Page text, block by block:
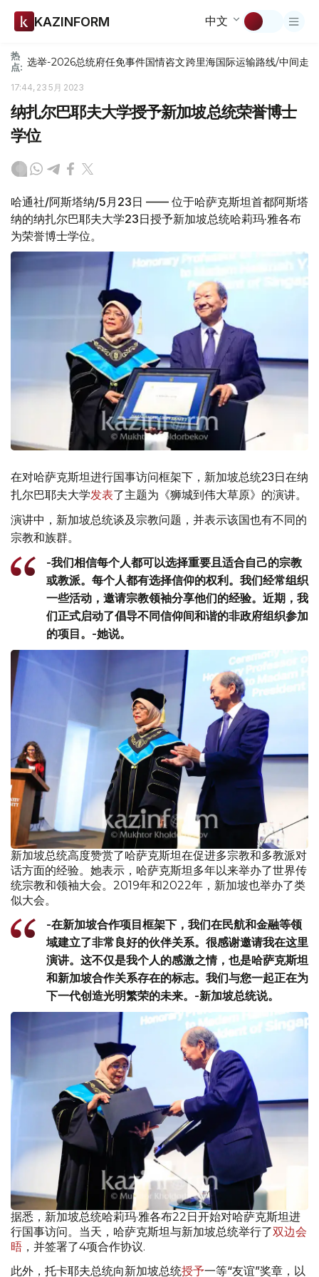
KAZINFORM 中文
热
点: 选举-2026总统府任免事件国情咨文跨里海国际运输路线/中间走廊
17:44, 23 5月 2023
纳扎尔巴耶夫大学授予新加坡总统荣誉博士
学位
哈通社/阿斯塔纳/5月23日 —— 位于哈萨克斯坦首都阿斯塔
纳的纳扎尔巴耶夫大学23日授予新加坡总统哈莉玛·雅各布
为荣誉博士学位。
在对哈萨克斯坦进行国事访问框架下，新加坡总统23日在纳
扎尔巴耶夫大学发表了主题为《狮城到伟大草原》的演讲。
演讲中，新加坡总统谈及宗教问题，并表示该国也有不同的
宗教和族群。
-我们相信每个人都可以选择重要且适合自己的宗教
或教派。每个人都有选择信仰的权利。我们经常组织
一些活动，邀请宗教领袖分享他们的经验。近期，我
们正式启动了倡导不同信仰间和谐的非政府组织参加
的项目。-她说。
新加坡总统高度赞赏了哈萨克斯坦在促进多宗教和多教派对
话方面的经验。她表示，哈萨克斯坦多年以来举办了世界传
统宗教和领袖大会。2019年和2022年，新加坡也举办了类
似大会。
-在新加坡合作项目框架下，我们在民航和金融等领
域建立了非常良好的伙伴关系。很感谢邀请我在这里
演讲。这不仅是我个人的感激之情，也是哈萨克斯坦
和新加坡合作关系存在的标志。我们与您一起正在为
下一代创造光明繁荣的未来。-新加坡总统说。
据悉，新加坡总统哈莉玛·雅各布22日开始对哈萨克斯坦进
行国事访问。当天，哈萨克斯坦与新加坡总统举行了双边会
晤 ，并签署了4项合作协议.
此外，托卡耶夫总统向新加坡总统授予一等“友谊”奖章，以